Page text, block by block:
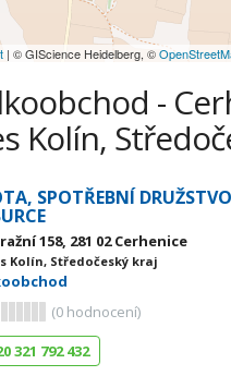
| © GIScience Heidelberg, ©
-
Kolín,
SPOTŘEBNÍ
158, 281 02 Cerhenice
Kolín, Středočeský kraj
(0 hodnocení)
321 792 432